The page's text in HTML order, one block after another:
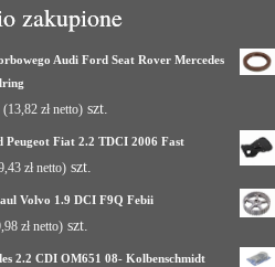
zakupione
Audi Ford Seat Rover Mercedes
(13,82 złnetto)szt.
Peugeot Fiat 2.2 TDCI 2006 Fast
złnetto)szt.
Volvo 1.9 DCI F9Q Febii
złnetto)szt.
2.2 CDI OM651 08- Kolbenschmidt